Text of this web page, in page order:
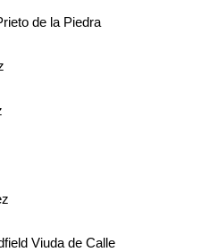
de la Piedra
Viuda de Calle